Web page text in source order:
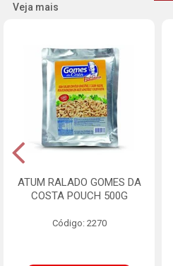
Veja mais
ATUM RALADO GOMES DA
COSTA POUCH 500G
Código: 2270